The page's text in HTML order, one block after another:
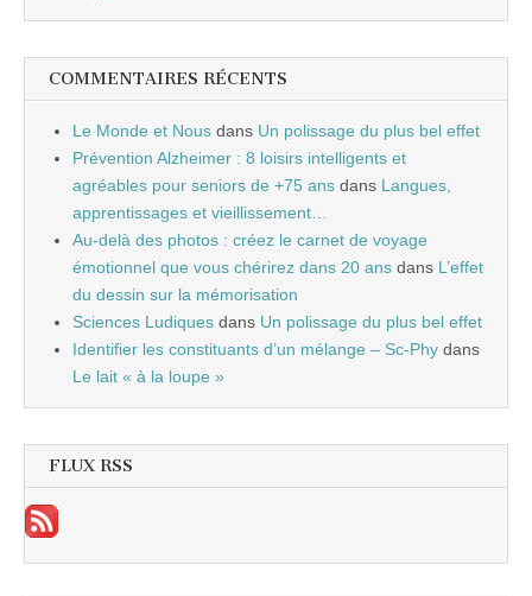
COMMENTAIRES RÉCENTS
Le Monde et Nous dans Un polissage du plus bel effet
Prévention Alzheimer : 8 loisirs intelligents et
agréables pour seniors de +75 ans dans Langues,
apprentissages et vieillissement…
Au-delà des photos : créez le carnet de voyage
émotionnel que vous chérirez dans 20 ans dans L’effet
du dessin sur la mémorisation
Sciences Ludiques dans Un polissage du plus bel effet
Identifier les constituants d’un mélange – Sc-Phy dans
Le lait « à la loupe »
FLUX RSS